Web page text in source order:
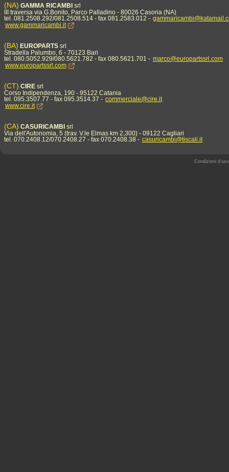
(NA) GAMMA RICAMBI srl
III traversa via G.Bonito, Parco Palladino - 80026 Casoria (NA)
tel. 081.2508.292/081.2508.514 - fax 081.2583.012 -
www.gammaricambi.it
(BA) EUROPARTS srl
Stradella Palumbo, 6 - 70123 Bari
tel. 080.5052.929/080.5621.782 - fax 080.5621.701 - marco@europartssrl.com
www.europartssrl.com
(CT) CIRE srl
Corso Indipendenza, 190 - 95122 Catania
tel. 095.3507.77 - fax 095.3514.37 - commerciale@cire.it
www.cire.it
(CA) CASURICAMBI srl
Via dell'Autonomia, 5 (trav. V.le Elmas km 2,300) - 09122 Cagliari
tel. 070.2408.12/070.2408.27 - fax 070.2408.38 - casuricambi@tiscali.it
Condizioni d'uso